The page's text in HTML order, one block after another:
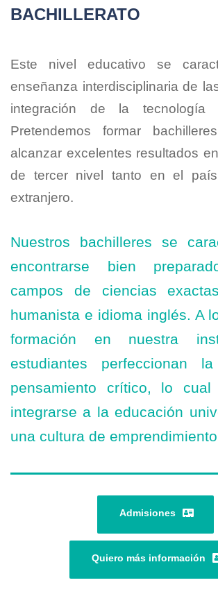
BACHILLERATO
Este nivel educativo se
enseñanza interdisciplinaria de
integración de la
Pretendemos formar
alcanzar excelentes resultados
de tercer nivel tanto en el
extranjero.
Nuestros bachilleres se
encontrarse bien
campos de ciencias
humanista e idioma inglés. A
formación en nuestra
estudiantes perfeccionan
pensamiento crítico, lo cual
integrarse a la educación
una cultura de
Admisiones
Quiero más información